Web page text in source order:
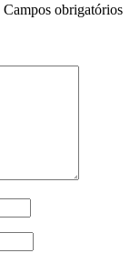
Campos obrigatórios